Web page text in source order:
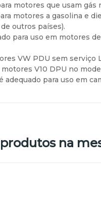
motores que usam
motores a gasolina e
outros países).
para uso em motores
VW PDU sem serviço
motores V10 DPU no
adequado para uso em
na